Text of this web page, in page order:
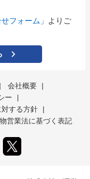
せフォーム」
よりご
| 会社概要
|
ー
|
する方針
|
営業法に基づく表記